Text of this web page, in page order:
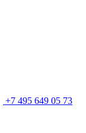
+7 495 649 05 73